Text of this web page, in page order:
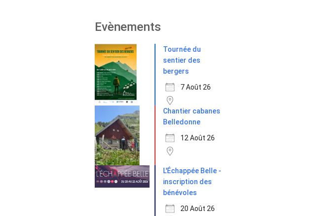
Evènements
Tournée du
sentier des
bergers
7 Août 26
Chantier cabanes
Belledonne
12 Août 26
L'Échappée Belle -
inscription des
bénévoles
20 Août 26